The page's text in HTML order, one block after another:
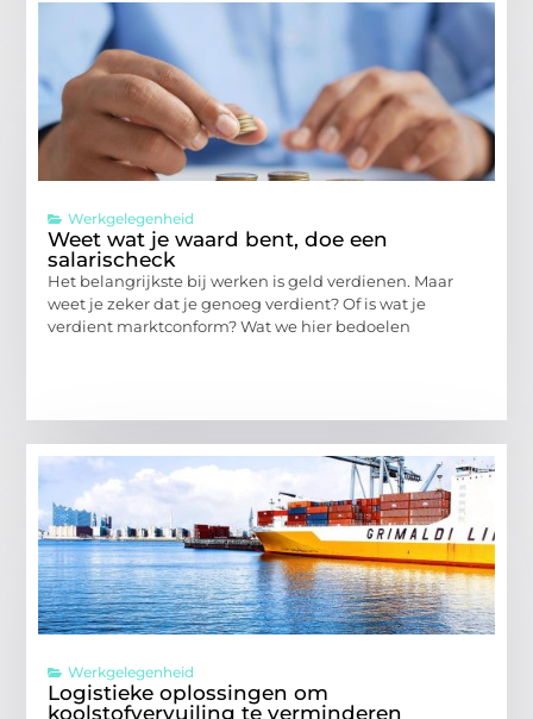
Werkgelegenheid
Weet wat je waard bent, doe een
salarischeck
Het belangrijkste bij werken is geld verdienen. Maar
weet je zeker dat je genoeg verdient? Of is wat je
verdient marktconform? Wat we hier bedoelen
Werkgelegenheid
Logistieke oplossingen om
koolstofvervuiling te verminderen